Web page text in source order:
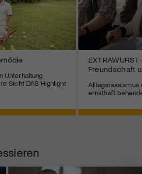
Unterhaltung
Sicht DAS Highlight
Freundschaft
ernsthaft